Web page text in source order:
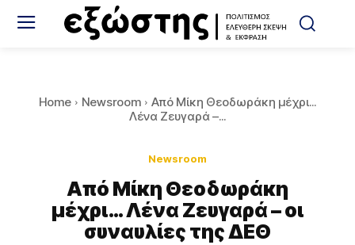
Home Newsroom
Από Μίκη Θεοδωράκη μέχρι...
Λένα Ζευγαρά –...
Newsroom
Από Μίκη Θεοδωράκη
μέχρι… Λένα Ζευγαρά – οι
συναυλίες της ΔΕΘ